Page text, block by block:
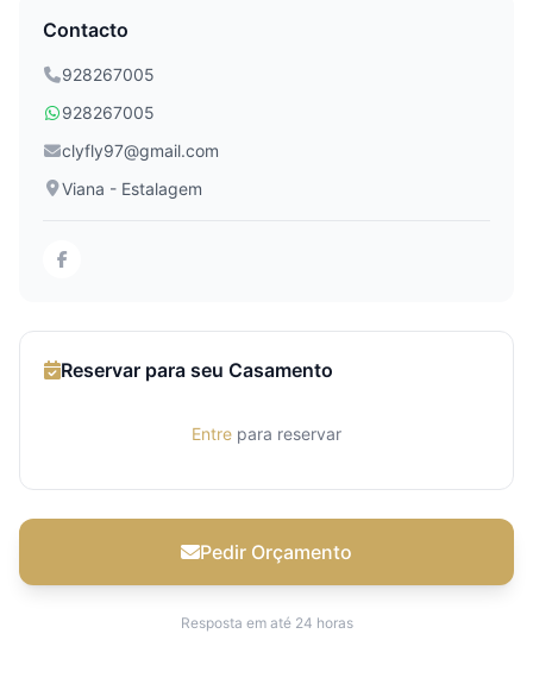
Contacto
928267005
928267005
clyfly97@gmail.com
Viana - Estalagem
Reservar para seu Casamento
Entre para reservar
Pedir Orçamento
Resposta em até 24 horas